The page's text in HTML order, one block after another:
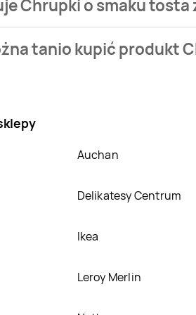
Chrupki o smaku
ketchupem Cheetos football Frito lay
tanio kupić produkt
Auchan
Delikatesy Centrum
Ikea
Leroy Merlin